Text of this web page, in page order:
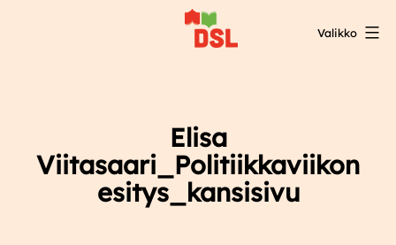
Valikko
Elisa
Viitasaari_Politiikkaviikon
esitys_kansisivu